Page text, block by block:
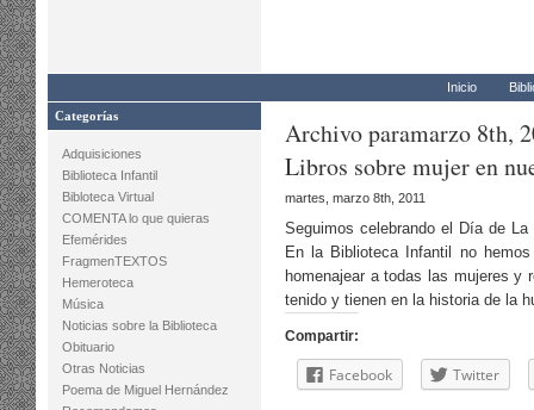
Inicio
Categorías
Adquisiciones
Biblioteca Infantil
Bibloteca Virtual
COMENTA lo que quieras
Efemérides
FragmenTEXTOS
Hemeroteca
Música
Noticias sobre la Biblioteca
Obituario
Otras Noticias
Poema de Miguel Hernández
Archivo paramarzo 8th,
Libros sobre mujer en
martes, marzo 8th, 2011
Seguimos celebrando el Día de
En la Biblioteca Infantil no
homenajear a todas las mujeres y
tenido y tienen en la historia de la
Compartir:
Facebook Twitter